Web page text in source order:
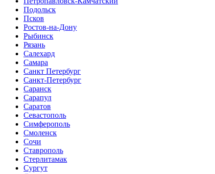
Подольск
Псков
Ростов-на-Дону
Рыбинск
Рязань
Салехард
Самара
Санкт Петербург
Санкт-Петербург
Саранск
Сарапул
Саратов
Севастополь
Симферополь
Смоленск
Сочи
Ставрополь
Стерлитамак
Сургут